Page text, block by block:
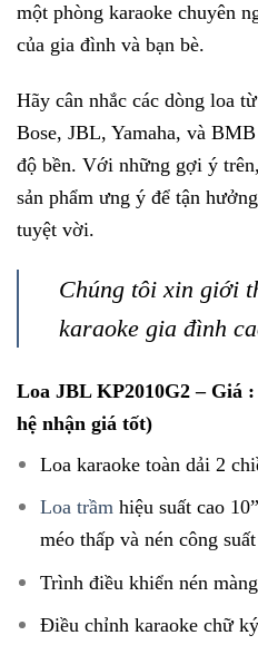
một phòng karaoke chuyên
của gia đình và bạn bè.
Hãy cân nhắc các dòng loa
Bose, JBL, Yamaha, và
độ bền. Với những gợi ý
sản phẩm ưng ý để tận
tuyệt vời.
Chúng tôi xin giới
karaoke gia đình
Loa JBL KP2010G2 – Giá :
hệ nhận giá tốt)
Loa karaoke toàn dải 2
Loa trầmhiệu suất cao
méo thấp và nén công
Trình điều khiển nén
Điều chỉnh karaoke chữ